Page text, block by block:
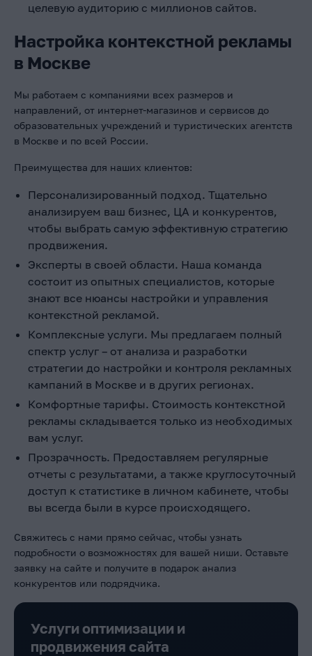
целевую аудиторию с миллионов сайтов.
Настройка контекстной рекламы
в Москве
Мы работаем с компаниями всех размеров и
направлений, от интернет-магазинов и сервисов до
образовательных учреждений и туристических агентств
в Москве и по всей России.
Преимущества для наших клиентов:
Персонализированный подход. Тщательно
анализируем ваш бизнес, ЦА и конкурентов,
чтобы выбрать самую эффективную стратегию
продвижения.
Эксперты в своей области. Наша команда
состоит из опытных специалистов, которые
знают все нюансы настройки и управления
контекстной рекламой.
Комплексные услуги. Мы предлагаем полный
спектр услуг – от анализа и разработки
стратегии до настройки и контроля рекламных
кампаний в Москве и в других регионах.
Комфортные тарифы. Стоимость контекстной
рекламы складывается только из необходимых
вам услуг.
Прозрачность. Предоставляем регулярные
отчеты с результатами, а также круглосуточный
доступ к статистике в личном кабинете, чтобы
вы всегда были в курсе происходящего.
Свяжитесь с нами прямо сейчас, чтобы узнать
подробности о возможностях для вашей ниши. Оставьте
заявку на сайте и получите в подарок анализ
конкурентов или подрядчика.
Услуги оптимизации и
продвижения сайта